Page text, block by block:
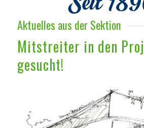
Aktuelles aus der Sektion
Mitstreiter in den
gesucht!